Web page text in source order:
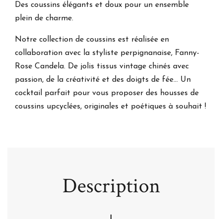
Des coussins élégants et doux pour un ensemble
plein de charme.
Notre collection de coussins est réalisée en
collaboration avec la styliste perpignanaise, Fanny-
Rose Candela. De jolis tissus vintage chinés avec
passion, de la créativité et des doigts de fée... Un
cocktail parfait pour vous proposer des housses de
coussins upcyclées, originales et poétiques à souhait !
Description